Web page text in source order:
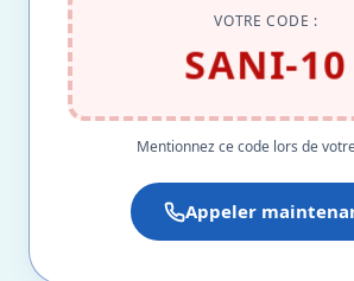
VOTRE CODE :
SANI-10
Mentionnez ce code lors de
Appeler